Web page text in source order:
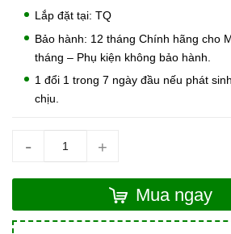
Lắp đặt tại: TQ
Bảo hành: 12 tháng Chính hãng cho
tháng – Phụ kiện không bảo hành.
1 đổi 1 trong 7 ngày đầu nếu phát
chịu.
- +
Mua ngay